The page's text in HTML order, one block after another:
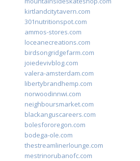
kirtlandcitytavern.com
301nutritionspot.com
ammos-stores.com
loceanecreations.com
birdsongridgefarm.com
joiedevivblog.com
valera-amsterdam.com
libertybrandhemp.com
norwoodinnwi.com
neighboursmarket.com
blackanguscareers.com
bolesfororegon.com
bodega-ole.com
thestreamlinerlounge.com
mestrinorubanofc.com